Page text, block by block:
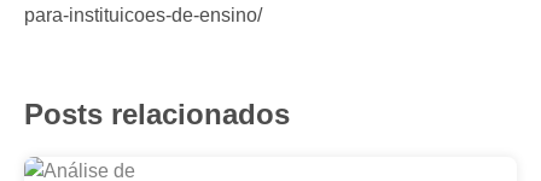
para-instituicoes-de-ensino/
Posts relacionados